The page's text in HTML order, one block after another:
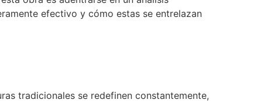
efectivo y cómo estas se entrelazan
tradicionales se redefinen constantemente,